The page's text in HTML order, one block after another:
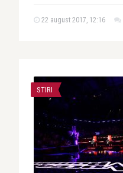
22 august 2017, 12:16
STIRI